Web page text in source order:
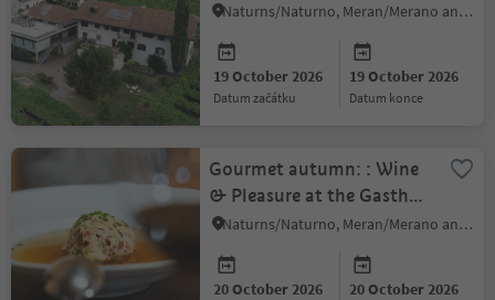
Naturns/Naturno, Meran/Merano and environs
19 October 2026
datum začátku
19 October 2026
datum konce
Gourmet autumn: : Wine
& Pleasure at the Gasthof
Falkenstein
Naturns/Naturno, Meran/Merano and environs
20 October 2026 20 October 2026